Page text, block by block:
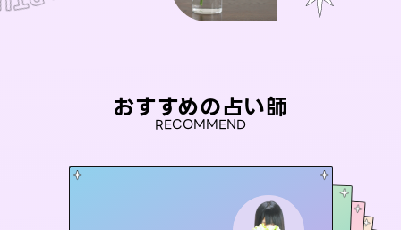
おすすめの占い師
RECOMMEND